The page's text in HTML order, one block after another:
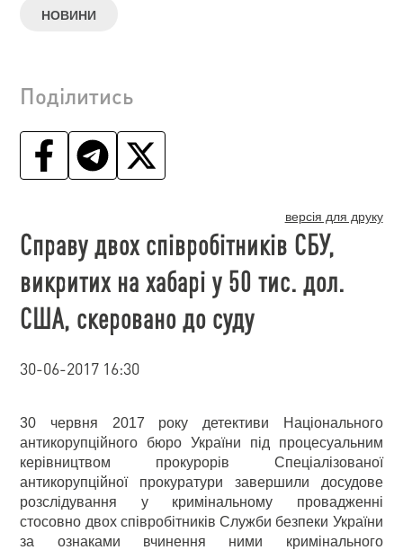
НОВИНИ
Поділитись
версія для друку
Cправу двох співробітників СБУ,
викритих на хабарі у 50 тис. дол.
США, скеровано до суду
30-06-2017 16:30
30 червня 2017 року детективи Національного
антикорупційного бюро України під процесуальним
керівництвом прокурорів Спеціалізованої
антикорупційної прокуратури завершили досудове
розслідування у кримінальному провадженні
стосовно двох співробітників Служби безпеки України
за ознаками вчинення ними кримінального